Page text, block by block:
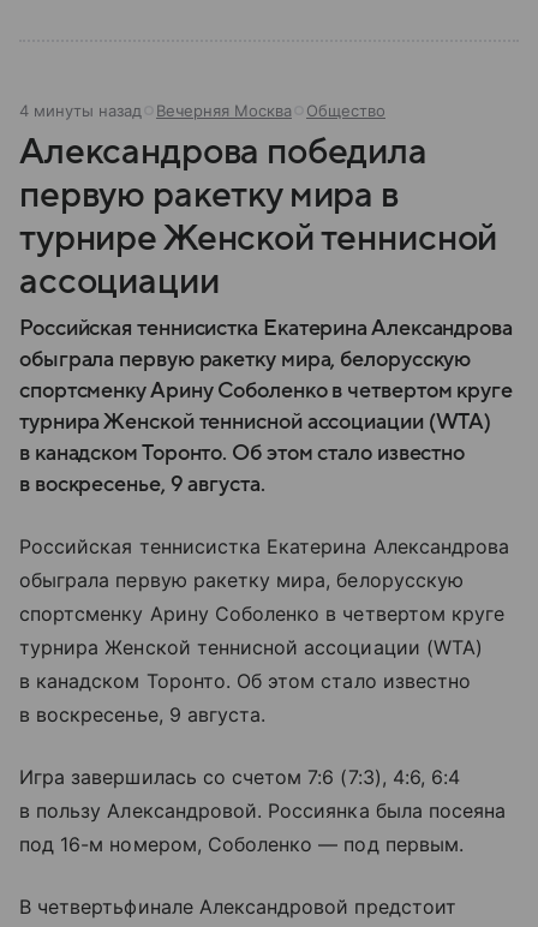
4 минуты назад Вечерняя Москва Общество
Александрова победила
первую ракетку мира в
турнире Женской теннисной
ассоциации
Российская теннисистка Екатерина Александрова
обыграла первую ракетку мира, белорусскую
спортсменку Арину Соболенко в четвертом круге
турнира Женской теннисной ассоциации (WTA)
в канадском Торонто. Об этом стало известно
в воскресенье, 9 августа.
Российская теннисистка Екатерина Александрова
обыграла первую ракетку мира, белорусскую
спортсменку Арину Соболенко в четвертом круге
турнира Женской теннисной ассоциации (WTA)
в канадском Торонто. Об этом стало известно
в воскресенье, 9 августа.
Игра завершилась со счетом 7:6 (7:3), 4:6, 6:4
в пользу Александровой. Россиянка была посеяна
под 16-м номером, Соболенко — под первым.
В четвертьфинале Александровой предстоит